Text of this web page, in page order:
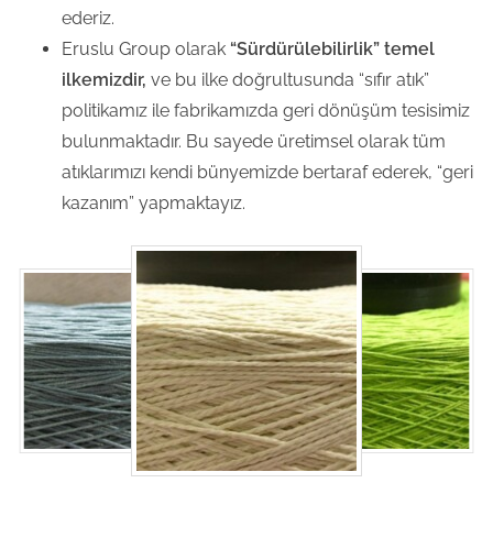
ederiz.
Eruslu Group olarak “Sürdürülebilirlik” temel
ilkemizdir, ve bu ilke doğrultusunda “sıfır atık”
politikamız ile fabrikamızda geri dönüşüm tesisimiz
bulunmaktadır. Bu sayede üretimsel olarak tüm
atıklarımızı kendi bünyemizde bertaraf ederek, “geri
kazanım” yapmaktayız.